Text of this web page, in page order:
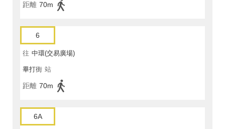
距離 70m
6
往 中環(交易廣場)
畢打街 站
距離 70m
6A